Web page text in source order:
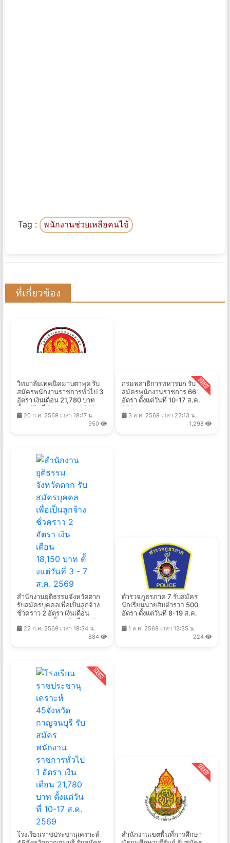
Tag : พนักงานช่วยเหลือคนไข้
ที่เกี่ยวข้อง
วิทยาลัยเทคนิคมาบตาพุด รับ
สมัครพนักงานราชการทั่วไป 3
อัตรา เงินเดือน 21,780 บาท
ตั้งแต่วันที่ 5 - 11 ส.ค. 2569
20 ก.ค. 2569 เวลา 18:17 น.
950
กรมพลาธิการทหารบก รับ
สมัครพนักงานราชการ 66
อัตรา ตั้งแต่วันที่ 10-17 ส.ค.
2569
3 ส.ค. 2569 เวลา 22:13 น.
1,298
สํานักงานยุติธรรมจังหวัดตาก
รับสมัครบุคคลเพื่อเป็นลูกจ้าง
ชั่วคราว 2 อัตรา เงินเดือน
18,150 บาท ตั้งแต่วันที่ 3 - 7
ส.ค. 2569
22 ก.ค. 2569 เวลา 19:34 น.
884
ตำรวจภูธรภาค 7 รับสมัคร
นักเรียนนายสิบตำรวจ 500
อัตรา ตั้งแต่วันที่ 8-19 ส.ค.
2569
1 ส.ค. 2569 เวลา 12:35 น.
224
โรงเรียนราชประชานุเคราะห์
สำนักงานเขตพื้นที่การศึกษา